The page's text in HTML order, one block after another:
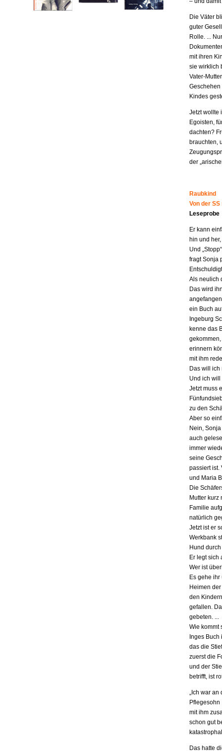
Die Väter
guter
Rolle. ...
mit ihren
sie wirklich
Vater-
Geschehen
Kindes
Jetzt wollte
Egoisten,
dachten?
brauchten,
der
Raubkind
Von der
Leseprobe
Er kann
hin und
Und
fragt Sonja
Als neulich
Das wird
ein Buch
Ingeburg
kenne das
erinnern
mit ihm
Das will
Und ich
Jetzt muss
zu den
Aber so
Nein,
auch
immer
seine
passiert ist.
und Maria
Die
Mutter
Familie
natürlich
Jetzt ist er
Werkbank
Hund
Er legt sich
Wer ist
Es gehe
Heimen
den
gefallen.
gebeten. ...
Wie kommt
Inges
das die
zuerst die
und der
betrifft, ist
„Ich war
Pflegesohn
mit ihm
schon gut
Das hatte